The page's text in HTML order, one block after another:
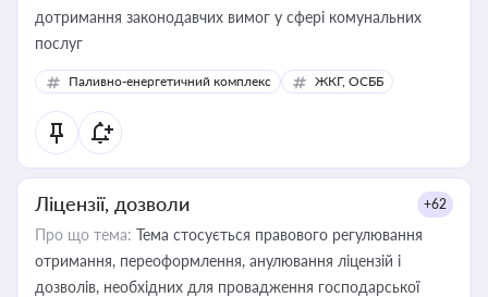
дотримання законодавчих вимог у сфері комунальних
послуг
Паливно-енергетичний комплекс ЖКГ, ОСББ
Ліцензії, дозволи +62
Про що тема: Тема стосується правового регулювання
отримання, переоформлення, анулювання ліцензій і
дозволів, необхідних для провадження господарської